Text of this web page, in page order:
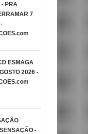
- PRA
7
ESMAGA
2026 -
-